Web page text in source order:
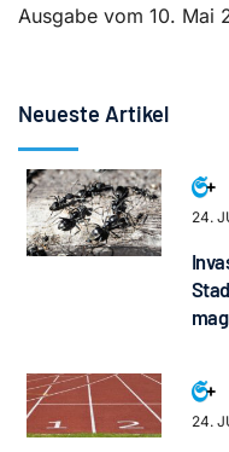
Ausgabe vom 10. Mai
Neueste Artikel
24.
24.